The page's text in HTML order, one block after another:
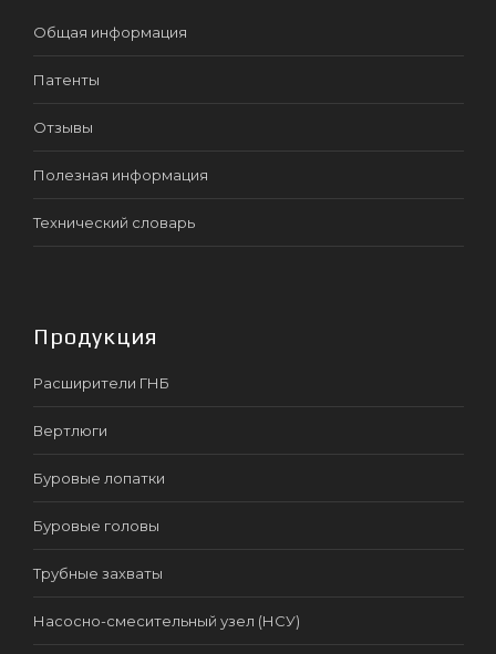
Общая информация
Патенты
Отзывы
Полезная информация
Технический словарь
Продукция
Расширители ГНБ
Вертлюги
Буровые лопатки
Буровые головы
Трубные захваты
Насосно-смесительный узел (НСУ)